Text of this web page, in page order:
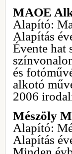
MAOE
Alapító:
Alapítás
Évente hat
és
alkotó
2006
Mészöly
Alapító:
Alapítás